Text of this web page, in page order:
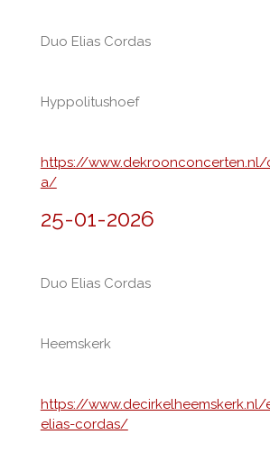
Duo Elias Cordas
Hyppolitushoef
https://
a/
25-01-2026
Duo Elias Cordas
Heemskerk
https://
elias-cordas/